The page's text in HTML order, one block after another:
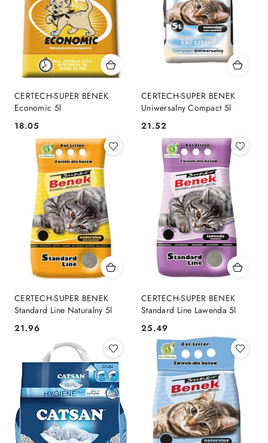
CERTECH-SUPER BENEK
Economic 5l
Cena:
18.05
CERTECH-SUPER BENEK
Uniwersalny Compact 5l
Cena:
21.52
CERTECH-SUPER BENEK
Standard Line Naturalny 5l
Cena:
21.96
CERTECH-SUPER BENEK
Standard Line Lawenda 5l
Cena:
25.49